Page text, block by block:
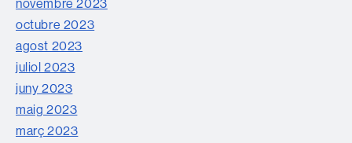
octubre 2023
agost 2023
juliol 2023
juny 2023
maig 2023
març 2023